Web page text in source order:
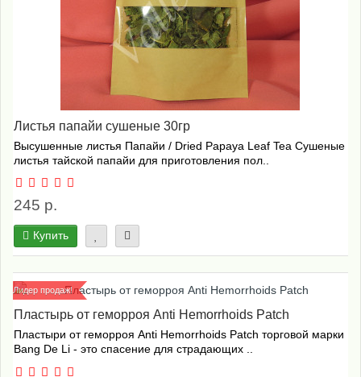
Листья папайи сушеные 30гр
Высушенные листья Папайи / Dried Papaya Leaf Tea Сушеные
листья тайской папайи для приготовления пол..
245 р.
Купить
Лидер продаж!
Пластырь от геморроя Anti Hemorrhoids Patch
Пластыри от геморроя Anti Hemorrhoids Patch торговой марки
Bang De Li - это спасение для страдающих ..